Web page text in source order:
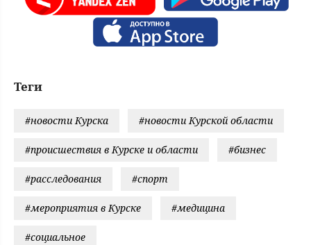
Теги
#новости Курска #новости Курской области
#происшествия в Курске и области #бизнес
#расследования #спорт
#мероприятия в Курске #медицина
#социальное